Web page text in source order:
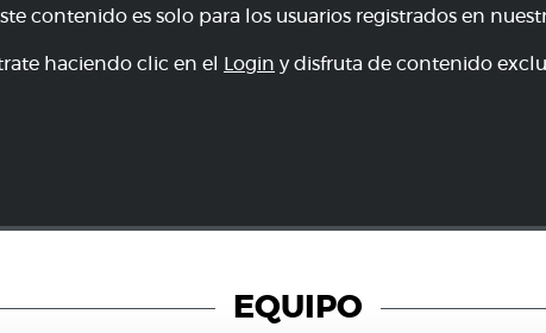
contenido es solo para los usuarios registrados en
haciendo clic en el Login y disfruta de contenido
EQUIPO